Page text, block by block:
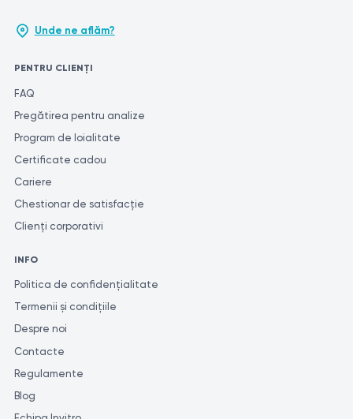
Unde ne aflăm?
PENTRU CLIENȚI
FAQ
Pregătirea pentru analize
Program de loialitate
Certificate cadou
Cariere
Chestionar de satisfacție
Clienți corporativi
INFO
Politica de confidențialitate
Termenii și condițiile
Despre noi
Contacte
Regulamente
Blog